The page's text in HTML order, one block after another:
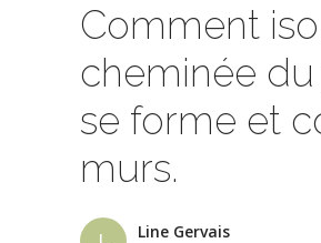
Comment
cheminée du
se forme et
murs.
Line Gervais